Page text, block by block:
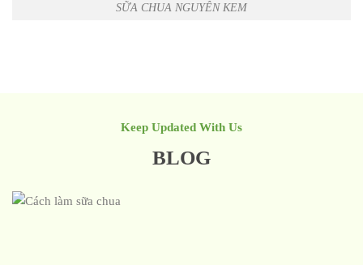
SỮA CHUA NGUYÊN KEM
Keep Updated With Us
BLOG